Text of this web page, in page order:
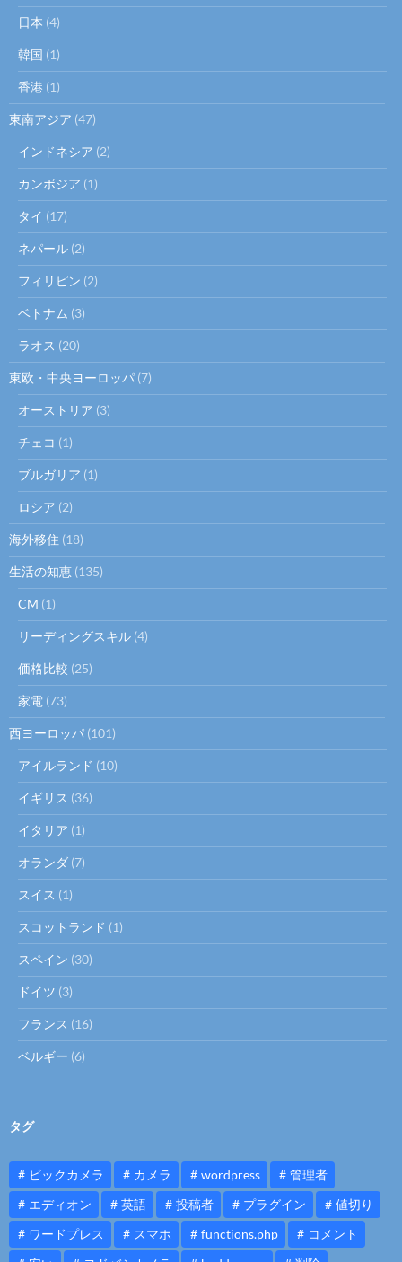
日本 (4)
韓国 (1)
香港 (1)
東南アジア (47)
インドネシア (2)
カンボジア (1)
タイ (17)
ネパール (2)
フィリピン (2)
ベトナム (3)
ラオス (20)
東欧・中央ヨーロッパ (7)
オーストリア (3)
チェコ (1)
ブルガリア (1)
ロシア (2)
海外移住 (18)
生活の知恵 (135)
CM (1)
リーディングスキル (4)
価格比較 (25)
家電 (73)
西ヨーロッパ (101)
アイルランド (10)
イギリス (36)
イタリア (1)
オランダ (7)
スイス (1)
スコットランド (1)
スペイン (30)
ドイツ (3)
フランス (16)
ベルギー (6)
タグ
ビックカメラ カメラ wordpress
管理者
エディオン
英語 投稿者 プラグイン
値切り
ワードプレス
スマホ functions.php
コメント